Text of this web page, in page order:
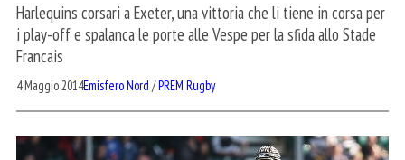
Harlequins corsari a Exeter, una vittoria che li tiene in corsa per
i play-off e spalanca le porte alle Vespe per la sfida allo Stade
Francais
4 Maggio 2014Emisfero Nord /PREM Rugby